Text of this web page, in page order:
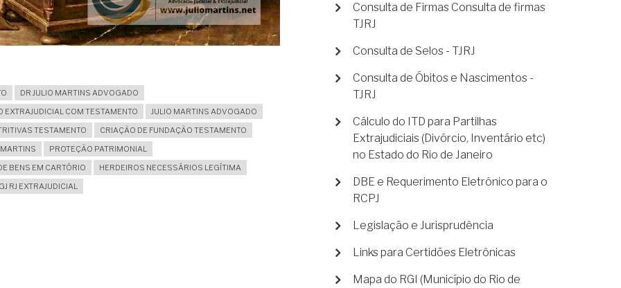
DR JULIO MARTINS ADVOGADO
EXTRAJUDICIAL COM TESTAMENTO
JULIO MARTINS ADVOGADO
TESTAMENTO
CRIAÇÃO DE FUNDAÇÃO TESTAMENTO
PROTEÇÃO PATRIMONIAL
BENS EM CARTÓRIO
HERDEIROS NECESSÁRIOS LEGÍTIMA
RJ EXTRAJUDICIAL
Consulta de Firmas Consulta de firmas
TJRJ
Consulta de Selos - TJRJ
Consulta de Óbitos e Nascimentos -
TJRJ
Cálculo do ITD para Partilhas
Extrajudiciais (Divórcio, Inventário etc)
no Estado do Rio de Janeiro
DBE e Requerimento Eletrônico para o
RCPJ
Legislação e Jurisprudência
Links para Certidões Eletrônicas
Mapa do RGI (Município do Rio de